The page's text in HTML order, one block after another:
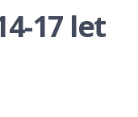
17 let